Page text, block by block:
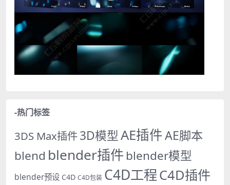
-热门标签
3DS Max插件3D模型AE插件AE脚本
blend blender插件 blender模型
blender预设 C4D C4D包装 C4D工程C4D插件